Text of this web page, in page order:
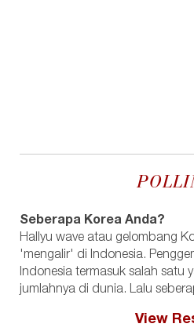
Seberapa Korea Anda?
Hallyu wave atau gelombang
'mengalir' di Indonesia.
Indonesia termasuk salah satu
jumlahnya di dunia. Lalu
View